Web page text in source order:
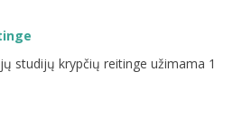
studijų krypčių reitinge užimama 1